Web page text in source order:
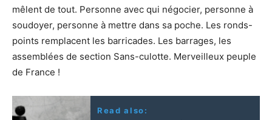
mêlent de tout. Personne avec qui négocier, personne à
soudoyer, personne à mettre dans sa poche. Les ronds-
points remplacent les barricades. Les barrages, les
assemblées de section Sans-culotte. Merveilleux peuple
de France !
Read also: